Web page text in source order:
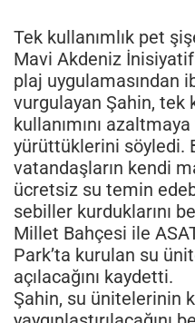
Tek kullanımlık pet
Mavi Akdeniz
plaj uygulamasından
vurgulayan Şahin, tek
kullanımını
yürüttüklerini söyledi.
vatandaşların kendi
ücretsiz su temin
sebiller kurduklarını
Millet Bahçesi ile
Park’ta kurulan su
açılacağını kaydetti.
Şahin, su ünitelerinin